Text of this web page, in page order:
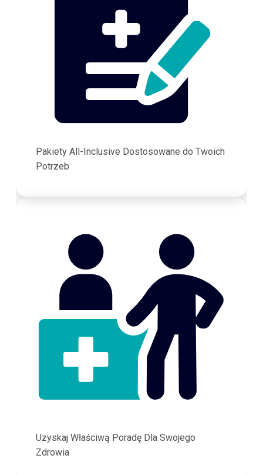
Pakiety All-Inclusive Dostosowane do Twoich
Potrzeb
Uzyskaj Właściwą Poradę Dla Swojego
Zdrowia